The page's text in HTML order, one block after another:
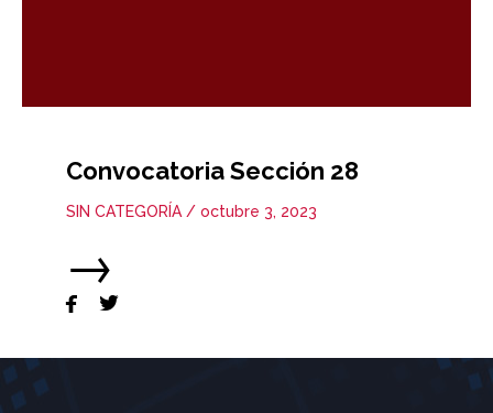
Convocatoria Sección 28
SIN CATEGORÍA / octubre 3, 2023
→
 